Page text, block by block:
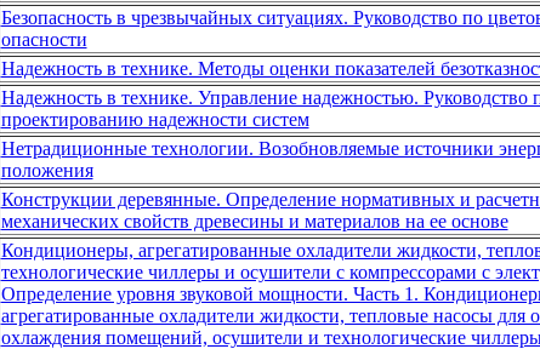
Безопасность в чрезвычайных ситуациях. Руководство по
опасности
Надежность в технике. Методы оценки показателей
Надежность в технике. Управление надежностью. Руководство
проектированию надежности систем
Нетрадиционные технологии. Возобновляемые источники
положения
Конструкции деревянные. Определение нормативных и
механических свойств древесины и материалов на ее основе
Кондиционеры, агрегатированные охладители жидкости,
технологические чиллеры и осушители с компрессорами с
Определение уровня звуковой мощности. Часть 1.
агрегатированные охладители жидкости, тепловые насосы для
охлаждения помещений, осушители и технологические